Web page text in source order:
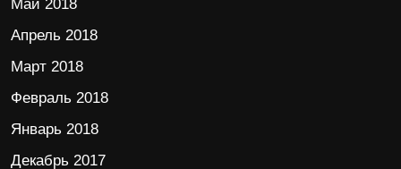
Май 2018
Апрель 2018
Март 2018
Февраль 2018
Январь 2018
Декабрь 2017